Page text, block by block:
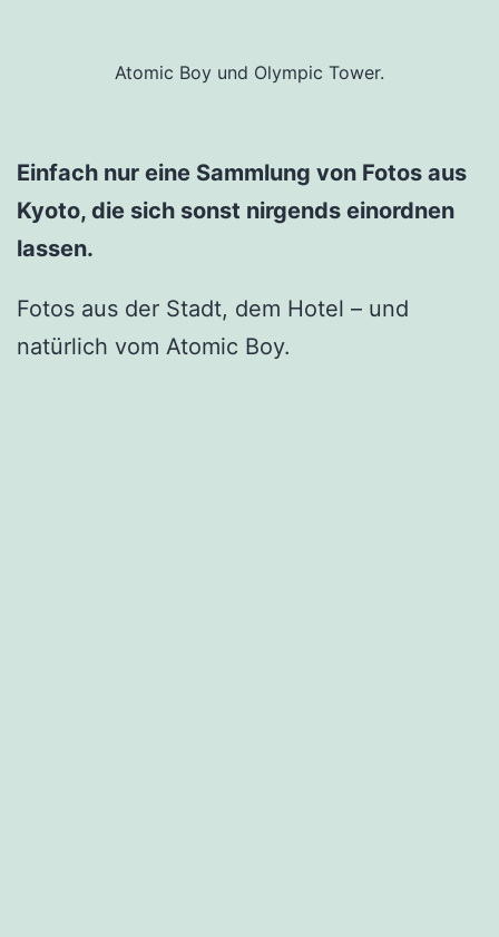
Atomic Boy und Olympic Tower.
Einfach nur eine Sammlung von Fotos aus
Kyoto, die sich sonst nirgends einordnen
lassen.
Fotos aus der Stadt, dem Hotel – und
natürlich vom Atomic Boy.